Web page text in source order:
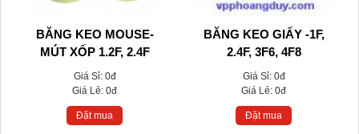
BĂNG KEO MOUSE-
MÚT XỐP 1.2F, 2.4F
Giá Sỉ: 0đ
Giá Lẻ:0đ
Đặt mua
BĂNG KEO GIẤY -1F,
2.4F, 3F6, 4F8
Giá Sỉ: 0đ
Giá Lẻ:0đ
Đặt mua